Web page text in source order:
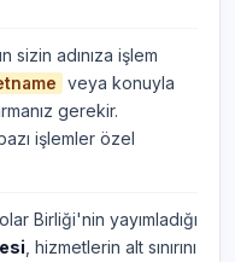
sizin adınıza işlem
veya konuyla
gerekir.
işlemler özel
Birliği'nin yayımladığı
, hizmetlerin alt sınırını